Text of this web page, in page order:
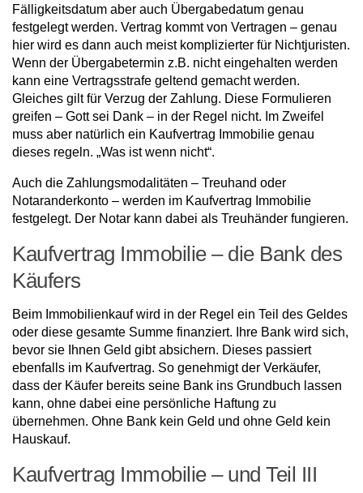
Fälligkeitsdatum aber auch Übergabedatum genau
festgelegt werden. Vertrag kommt von Vertragen – genau
hier wird es dann auch meist komplizierter für Nichtjuristen.
Wenn der Übergabetermin z.B. nicht eingehalten werden
kann eine Vertragsstrafe geltend gemacht werden.
Gleiches gilt für Verzug der Zahlung. Diese Formulieren
greifen – Gott sei Dank – in der Regel nicht. Im Zweifel
muss aber natürlich ein Kaufvertrag Immobilie genau
dieses regeln. „Was ist wenn nicht“.
Auch die Zahlungsmodalitäten – Treuhand oder
Notaranderkonto – werden im Kaufvertrag Immobilie
festgelegt. Der Notar kann dabei als Treuhänder fungieren.
Kaufvertrag Immobilie – die Bank des
Käufers
Beim Immobilienkauf wird in der Regel ein Teil des Geldes
oder diese gesamte Summe finanziert. Ihre Bank wird sich,
bevor sie Ihnen Geld gibt absichern. Dieses passiert
ebenfalls im Kaufvertrag. So genehmigt der Verkäufer,
dass der Käufer bereits seine Bank ins Grundbuch lassen
kann, ohne dabei eine persönliche Haftung zu
übernehmen. Ohne Bank kein Geld und ohne Geld kein
Hauskauf.
Kaufvertrag Immobilie – und Teil III